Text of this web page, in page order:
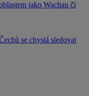
jako Wachau či
se chystá sledovat